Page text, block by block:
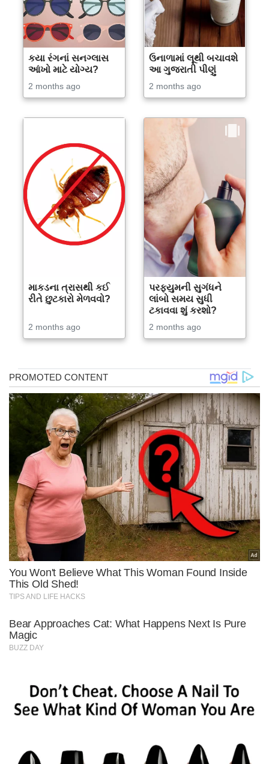
કયા રંગનાં સનગ્લાસ
આંખો માટે યોગ્ય?
2 months ago
ઉનાળામાં લૂથી બચાવશે
આ ગુજરાતી પીણું
2 months ago
માકડના ત્રાસથી કઈ
રીતે છુટકારો મેળવવો?
2 months ago
પરફ્યુમની સુગંધને
લાંબો સમય સુધી
ટકાવવા શું કરશો?
2 months ago